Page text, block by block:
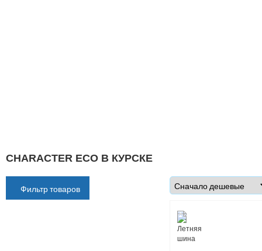
CHARACTER ECO В КУРСКЕ
Фильтр товаров